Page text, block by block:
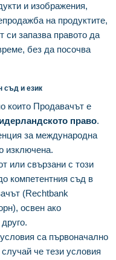
и изображения,
на продуктите,
си запазва правото да
без да посочва
съд и език
които Продавачът е
право.
за международна
изключена.
или свързани с този
компетентния съд в
(Rechtbank
освен ако
са първоначално
че тези условия